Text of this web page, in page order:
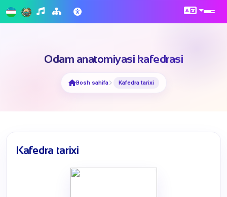
Odam anatomiyasi kafedrasi
Bosh sahifa Kafedra tarixi
Kafedra tarixi